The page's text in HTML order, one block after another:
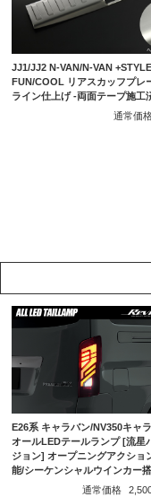
JJ1/JJ2 N-VAN/N-VAN +STYLE
FUN/COOL リアスカッフプレ
ライン仕上げ -両面テープ施工
通常価
E26系 キャラバン/NV350キャ
オールLEDテールランプ [流星
ジョン] オープニングアクショ
能/シーケンシャルウインカー
通常価格